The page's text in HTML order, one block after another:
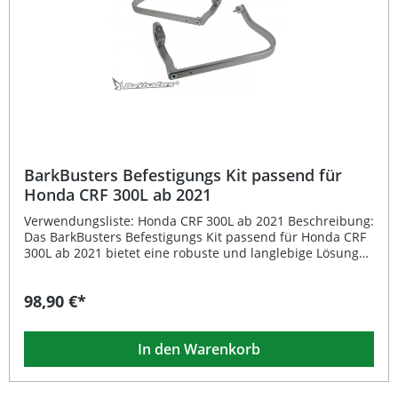
Handschutz-Varianten Einfache Montage dank präzisem
Design und kompletter Hardware Keine ABE erforderlich
aus Aluminium Komplettes Montagematerial
BarkBusters Befestigungs Kit passend für
Honda CRF 300L ab 2021
Verwendungsliste: Honda CRF 300L ab 2021 Beschreibung:
Das BarkBusters Befestigungs Kit passend für Honda CRF
300L ab 2021 bietet eine robuste und langlebige Lösung
Motorradsektor, vereint dieses Kit Stärke, Stabilität und
Aluminiumhalterung gewährleistet optimalen Schutz für
Hebel und Hände, während zwei stabile
Befestigungspunkte maximale Sicherheit auch bei
anspruchsvollen Offroad-Bedingungen bieten.Dieses Set
98,90 €*
In den Warenkorb